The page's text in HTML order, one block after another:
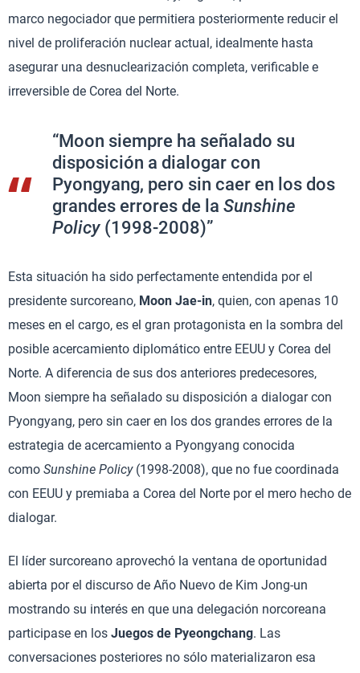
marco negociador que permitiera posteriormente reducir el
nivel de proliferación nuclear actual, idealmente hasta
asegurar una desnuclearización completa, verificable e
irreversible de Corea del Norte.
“Moon siempre ha señalado su
disposición a dialogar con
Pyongyang, pero sin caer en los dos
grandes errores de la Sunshine
Policy (1998-2008)”
Esta situación ha sido perfectamente entendida por el
presidente surcoreano, Moon Jae-in, quien, con apenas 10
meses en el cargo, es el gran protagonista en la sombra del
posible acercamiento diplomático entre EEUU y Corea del
Norte. A diferencia de sus dos anteriores predecesores,
Moon siempre ha señalado su disposición a dialogar con
Pyongyang, pero sin caer en los dos grandes errores de la
estrategia de acercamiento a Pyongyang conocida
como Sunshine Policy(1998-2008), que no fue coordinada
con EEUU y premiaba a Corea del Norte por el mero hecho de
dialogar.
El líder surcoreano aprovechó la ventana de oportunidad
abierta por el discurso de Año Nuevo de Kim Jong-un
mostrando su interés en que una delegación norcoreana
participase en los Juegos de Pyeongchang. Las
conversaciones posteriores no sólo materializaron esa